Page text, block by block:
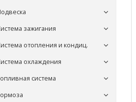
зажигания
отопления и кондиц.
охлаждения
система